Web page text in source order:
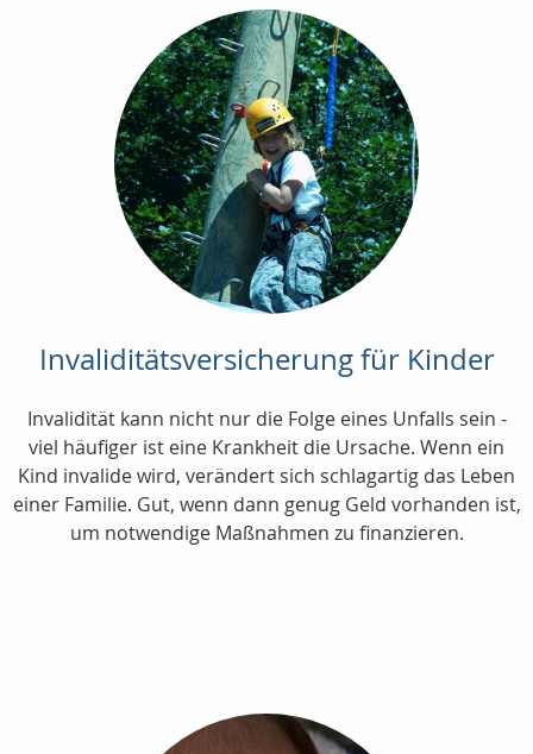
Invaliditätsversicherung für Kinder
Invalidität kann nicht nur die Folge eines Unfalls sein -
viel häufiger ist eine Krankheit die Ursache. Wenn ein
Kind invalide wird, verändert sich schlagartig das Leben
einer Familie. Gut, wenn dann genug Geld vorhanden ist,
um notwendige Maßnahmen zu finanzieren.